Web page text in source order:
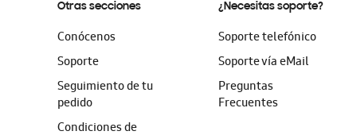
Otras secciones
Conócenos
Soporte
Seguimiento de tu
pedido
Condiciones de
¿Necesitas soporte?
Soporte telefónico
Soporte vía eMail
Preguntas
Frecuentes